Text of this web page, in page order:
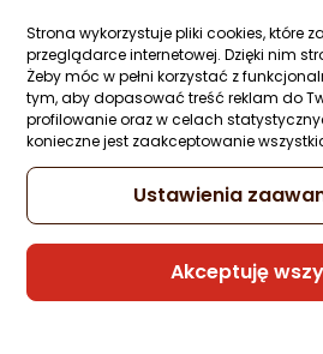
Strona wykorzystuje pliki cookies, które
przeglądarce internetowej. Dzięki nim
Żeby móc w pełni korzystać z
tym, aby dopasować treść reklam do
profilowanie oraz w celach
konieczne jest zaakceptowanie
Ustawienia
Akceptuję